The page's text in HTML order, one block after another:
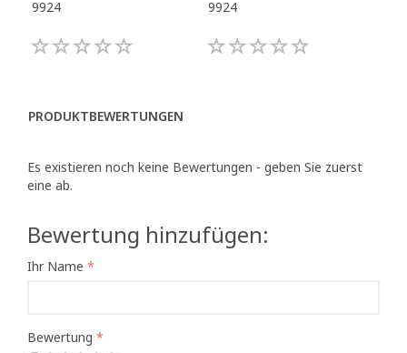
9924
9924
PRODUKTBEWERTUNGEN
Es existieren noch keine Bewertungen - geben Sie zuerst
eine ab.
Bewertung hinzufügen:
Ihr Name
Bewertung